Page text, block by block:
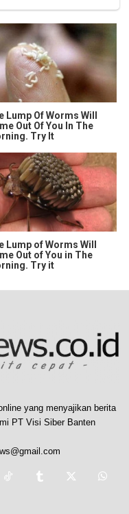
Lump Of Worms Will
Out Of You In The
Try It
Lump of Worms Will
Out of You in The
Try it
yang menyajikan berita
PT Visi Siber Banten